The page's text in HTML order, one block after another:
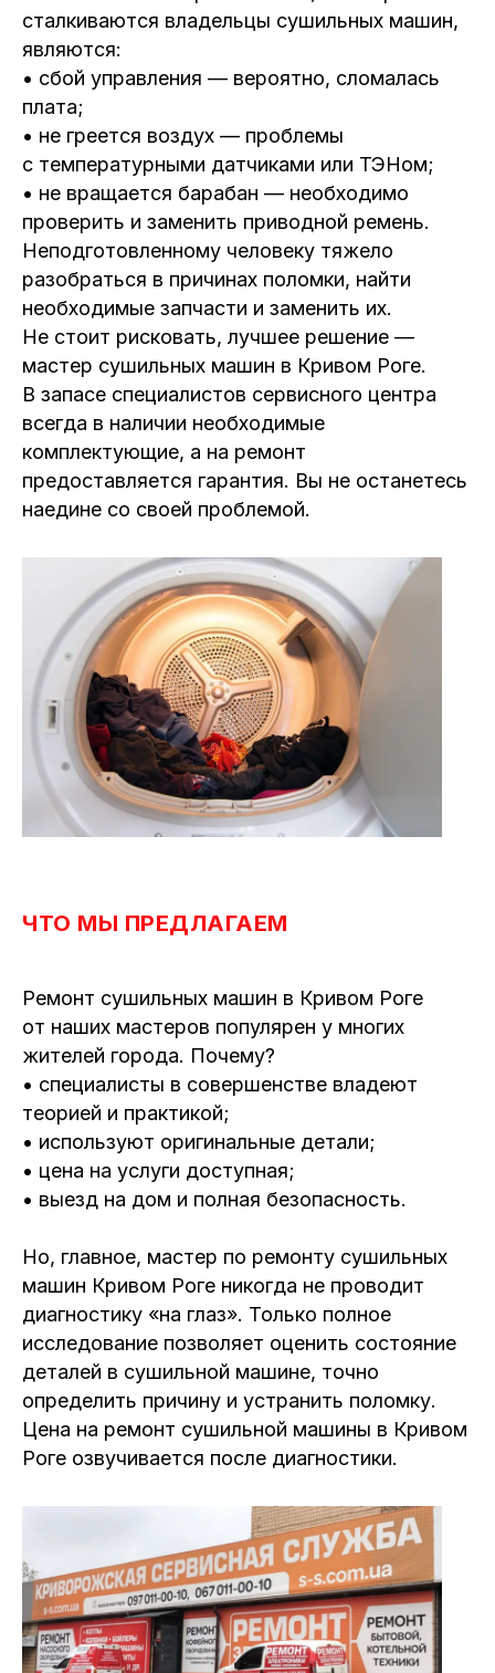
сталкиваются владельцы сушильных машин,
являются:
• сбой управления — вероятно, сломалась
плата;
• не греется воздух — проблемы
с температурными датчиками или ТЭНом;
• не вращается барабан — необходимо
проверить и заменить приводной ремень.
Неподготовленному человеку тяжело
разобраться в причинах поломки, найти
необходимые запчасти и заменить их.
Не стоит рисковать, лучшее решение —
мастер сушильных машин в Кривом Роге.
В запасе специалистов сервисного центра
всегда в наличии необходимые
комплектующие, а на ремонт
предоставляется гарантия. Вы не останетесь
наедине со своей проблемой.
ЧТО МЫ ПРЕДЛАГАЕМ
Ремонт сушильных машин в Кривом Роге
от наших мастеров популярен у многих
жителей города. Почему?
• специалисты в совершенстве владеют
теорией и практикой;
• используют оригинальные детали;
• цена на услуги доступная;
• выезд на дом и полная безопасность.
Но, главное, мастер по ремонту сушильных
машин Кривом Роге никогда не проводит
диагностику «на глаз». Только полное
исследование позволяет оценить состояние
деталей в сушильной машине, точно
определить причину и устранить поломку.
Цена на ремонт сушильной машины в Кривом
Роге озвучивается после диагностики.